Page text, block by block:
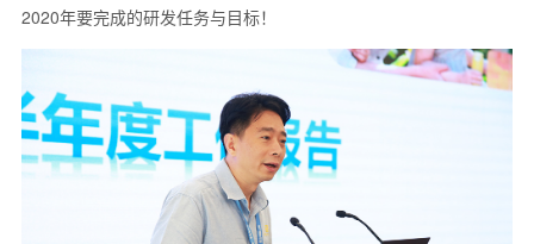
2020年要完成的研发任务与目标！